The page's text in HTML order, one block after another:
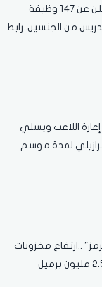
عاجل..جامعة القصيم تعلن عن 147 وظيفة
من الجنسين..رابط
اللاعب ويسلي
لمدة موسم
..ارتفاع مخزونات